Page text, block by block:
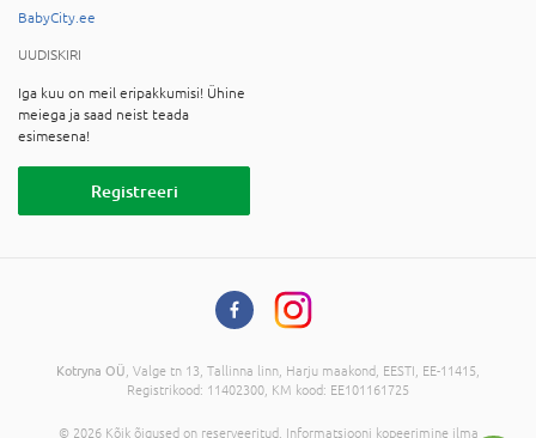
BabyCity.ee
UUDISKIRI
Iga kuu on meil eripakkumisi! Ühine
meiega ja saad neist teada
esimesena!
Registreeri
Kotryna OÜ , Valge tn 13, Tallinna linn, Harju maakond, EESTI, EE-11415,
Registrikood: 11402300, KM kood: EE101161725
© 2026 Kõik õigused on reserveeritud. Informatsiooni kopeerimine ilma